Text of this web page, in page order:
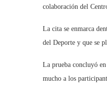
colaboración del
La cita se enmarca
del Deporte y que se
La prueba concluyó
mucho a los